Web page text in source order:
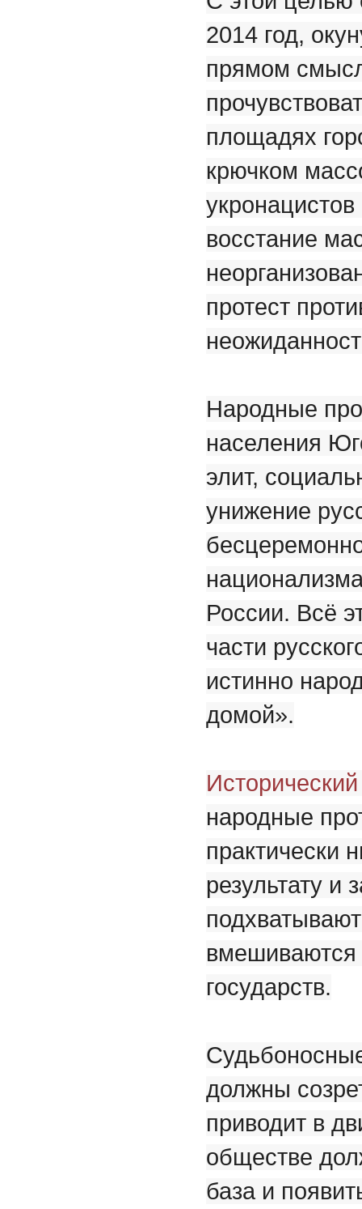
2014 год,
прямом
площадях
крючком
восстание
протест
Народные
населения
элит,
унижение
России. Всё
части
истинно
домой».
Исторический
народные
практически
результату и
вмешиваются
государств.
должны
приводит в
обществе
база и